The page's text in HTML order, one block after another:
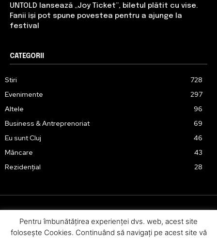
UNTOLD lansează „Joy Ticket”, biletul plătit cu vise.
Fanii își pot spune povestea pentru a ajunge la
festival
CATEGORII
Stiri
728
Evenimente
297
Altele
96
Business & Antreprenoriat
69
Eu sunt Cluj
46
Mâncare
43
Rezidențial
28
Urmărește-ne în social media:
Pentru îmbunătăţirea experienţei dvs. web, acest site
foloseşte Cookies. Continuând să navigaţi pe acest site vă